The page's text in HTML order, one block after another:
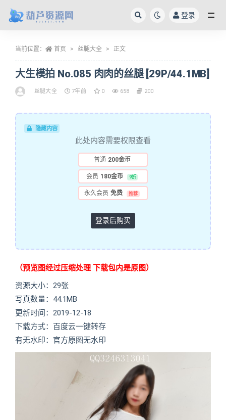
登录
当前位置： 首页 丝腿大全 正文
大生模拍 No.085 肉肉的丝腿 [29P/44.1MB]
丝腿大全 7年前 0 658 200
隐藏内容
此处内容需要权限查看
普通 200金币
会员 180金币 9折
永久会员 免费 推荐
登录后购买
（预览图经过压缩处理 下载包内是原图）
资源大小：29张
写真数量：44.1MB
更新时间：2019-12-18
下载方式：百度云一键转存
有无水印：官方原图无水印